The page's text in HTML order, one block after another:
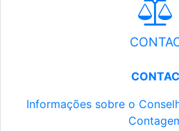
CONTAC
Informações sobre o